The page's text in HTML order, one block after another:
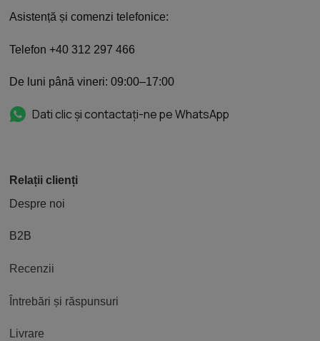
Asistență și comenzi telefonice:
Telefon +40 312 297 466
De luni până vineri: 09:00–17:00
Dati clic și contactați-ne pe WhatsApp
Relații clienți
Despre noi
B2B
Recenzii
Întrebări și răspunsuri
Livrare